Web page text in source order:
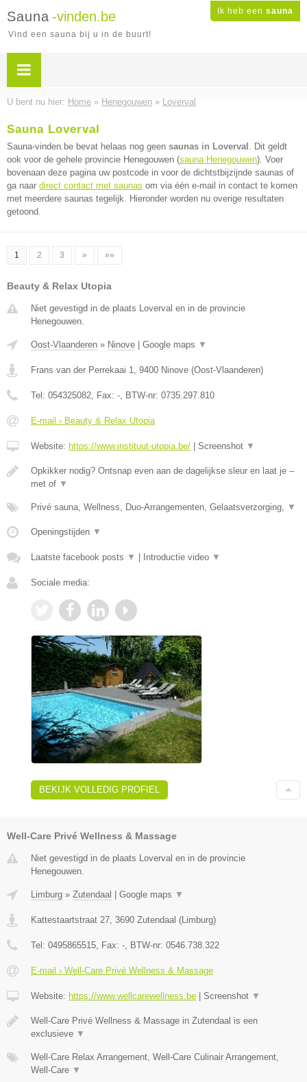
Ik heb een sauna
Sauna -vinden.be
Vind een sauna bij u in de buurt!
U bent nu hier: Home » Henegouwen » Loverval
Sauna Loverval
Sauna-vinden.be bevat helaas nog geen saunas in Loverval . Dit geldt
ook voor de gehele provincie Henegouwen (sauna Henegouwen). Voer
bovenaan deze pagina uw postcode in voor de dichtstbijzijnde saunas of
ga naar direct contact met saunas om via één e-mail in contact te komen
met meerdere saunas tegelijk. Hieronder worden nu overige resultaten
getoond.
1 2 3 » »»
Beauty & Relax Utopia
Niet gevestigd in de plaats Loverval en in de provincie
Henegouwen.
Oost-Vlaanderen » Ninove Google maps ▼
Frans van der Perrekaai 1, 9400 Ninove (Oost-Vlaanderen)
Tel: 054325082, Fax: -, BTW-nr: 0735.297.810
E-mail › Beauty & Relax Utopia
Website: https://www.instituut-utopia.be/ Screenshot ▼
Opkikker nodig? Ontsnap even aan de dagelijkse sleur en laat je –
met of ▼
Privé sauna, Wellness, Duo-Arrangementen, Gelaatsverzorging, ▼
Openingstijden ▼
Laatste facebook posts ▼ Introductie video ▼
Sociale media:
BEKIJK VOLLEDIG PROFIEL
Well-Care Privé Wellness & Massage
Niet gevestigd in de plaats Loverval en in de provincie
Henegouwen.
Limburg » Zutendaal | Google maps ▼
Kattestaartstraat 27 3690 Zutendaal (Limburg)
Tel: 0495865515 , Fax: - , BTW-nr: 0546.738.322
E-mail › Well-Care Privé Wellness & Massage
Website: https://www.wellcarewellness.be | Screenshot ▼
Well-Care Privé Wellness & Massage in Zutendaal is een
exclusieve ▼
Well-Care Relax Arrangement, Well-Care Culinair Arrangement,
Well-Care ▼